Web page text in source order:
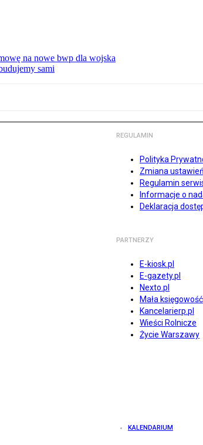
na nowe bwp dla wojska
sami
REGULAMIN
Polityka
Zmiana
Regulamin
Informacje o
Deklaracja
PARTNERZY
E-kiosk.pl
E-gazety.pl
Nexto.pl
Mała księgowość
Kancelarierp.pl
Wieści Rolnicze
Życie Warszawy
KALENDARIUM